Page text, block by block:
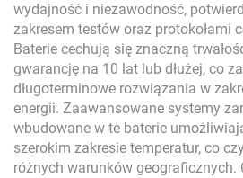
wydajność i niezawodność,
zakresem testów oraz protokołami
Baterie cechują się znaczną
gwarancję na 10 lat lub dłużej, co
długoterminowe rozwiązania w
energii. Zaawansowane systemy
wbudowane w te baterie
szerokim zakresie temperatur, co
różnych warunków geograficznych.